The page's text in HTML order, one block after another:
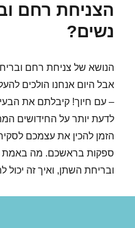
הצניחת רחם
נשים?
הנושא של צניחת רחם
אבל היום אנחנו הולכים
– עם חיוך! קיבלתם את
לדעת יותר על החידושים
הזמן להכין את עצמכם
ספקות בראשכם. מה באמת
ובריחת השתן, ואיך זה יכול